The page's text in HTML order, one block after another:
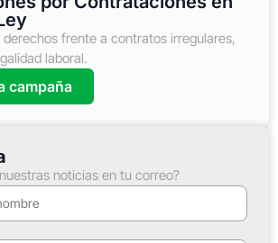
frente a contratos irregulares,
laboral.
campaña
noticias en tu correo?